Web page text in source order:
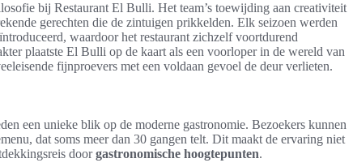
bij Restaurant El Bulli. Het team’s toewijding aan creativiteit
gerechten die de zintuigen prikkelden. Elk seizoen werden
waardoor het restaurant zichzelf voortdurend
plaatste El Bulli op de kaart als een voorloper in de wereld van
fijnproevers met een voldaan gevoel de deur verlieten.
een unieke blik op de moderne gastronomie. Bezoekers kunnen
dat soms meer dan 30 gangen telt. Dit maakt de ervaring niet
doorgastronomische hoogtepunten.